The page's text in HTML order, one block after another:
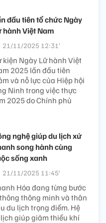
đầu tiên tổ chức Ngày
hành Việt Nam
21/11/2025 12:31’
kiện Ngày Lữ hành Việt
2025 lần đầu tiên
và nỗ lực của Hiệp hội
Ninh trong việc thực
2025 do Chính phủ
nghệ giúp du lịch xứ
song hành cùng
sống xanh
21/11/2025 11:45’
Hóa đang từng bước
thông minh và thân
du lịch trọng điểm. Hệ
giúp giảm thiểu khí